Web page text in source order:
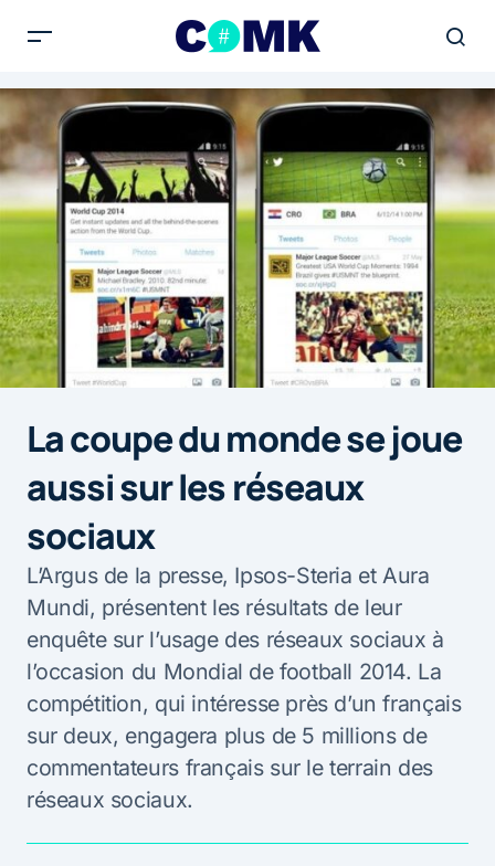
La coupe du monde se joue
aussi sur les réseaux
sociaux
L’Argus de la presse, Ipsos-Steria et Aura
Mundi, présentent les résultats de leur
enquête sur l’usage des réseaux sociaux à
l’occasion du Mondial de football 2014. La
compétition, qui intéresse près d’un français
sur deux, engagera plus de 5 millions de
commentateurs français sur le terrain des
réseaux sociaux.